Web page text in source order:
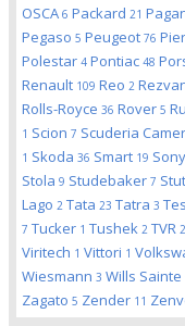
OSCA 6 Packard 21
Pegaso 5 Peugeot 76
Polestar 4 Pontiac 48
Renault 109 Reo 2
Rolls-Royce 36 Rover 5
1 Scion 7 Scuderia
1 Skoda 36 Smart 19 Sony
Stola 9 Studebaker 7
Lago 2 Tata 23 Tatra 3
7 Tucker 1 Tushek 2 TVR 2
Viritech 1 Vittori 1
Wiesmann 3 Wills Sainte
Zagato 5 Zender 11